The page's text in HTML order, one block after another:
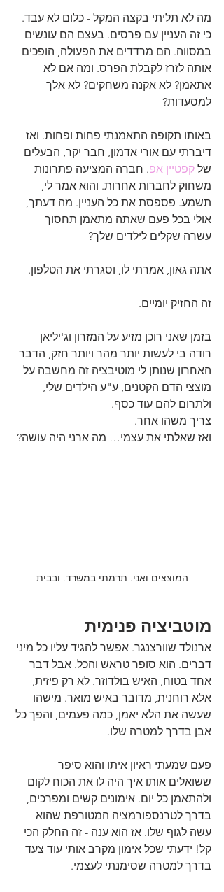
מה לא תליתי בקצה המקל - כלום לא עבד.
כי זה העניין עם פרסים. בעצם הם עונשים
במסווה. הם מרדדים את הפעולה, הופכים
אותה לזרז לקבלת הפרס. ומה אם לא
אתאמן? לא אקנה משחקים? לא אלך
למסעדות?
באותו תקופה התאמנתי פחות ופחות. ואז
דיברתי עם אורי אדמון, חבר יקר, הבעלים
של קפטיין אפ. חברה המציעה פתרונות
משחוק לחברות אחרות. והוא אמר לי,
תשמע. פספסת את כל העניין. מה דעתך,
אולי בכל פעם שאתה מתאמן תחסוך
עשרה שקלים לילדים שלך?
אתה גאון, אמרתי לו, וסגרתי את הטלפון.
זה החזיק יומיים.
בזמן שאני רוכן מזיע על המזרון וג'יליאן
רודה בי לעשות יותר מהר ויותר חזק, הדבר
האחרון שנותן לי מוטיבציה זה מחשבה על
מוצצי הדם הקטנים, ע"ע הילדים שלי,
ולתרום להם עוד כסף.
צריך משהו אחר.
ואז שאלתי את עצמי… מה ארני היה עושה?
המוצצים ואני. תרמתי במשרד. ובבית
מוטביציה פנימית
ארנולד שוורצנגר. אפשר להגיד עליו כל מיני
דברים. הוא סופר טראש והכל. אבל דבר
אחד בטוח, האיש בולדוזר. לא רק פיזית,
אלא רוחנית, מדובר באיש מואר. מישהו
שעשה את הלא יאמן, כמה פעמים, והפך כל
אבן בדרך למטרה שלו.
פעם שמעתי ראיון איתו והוא סיפר
ששואלים אותו איך היה לו את הכוח לקום
ולהתאמן כל יום. אימונים קשים ומפרכים,
בדרך לטרנספורמציה המטורפת שהוא
עשה לגוף שלו. אז הוא ענה - זה החלק הכי
קל! ידעתי שכל אימון מקרב אותי עוד צעד
בדרך למטרה שסימנתי לעצמי.